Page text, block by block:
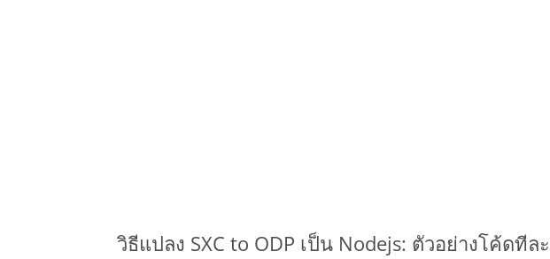
วิธีแปลง SXC to ODP เป็น Nodejs: ตัวอย่างโค้ดที